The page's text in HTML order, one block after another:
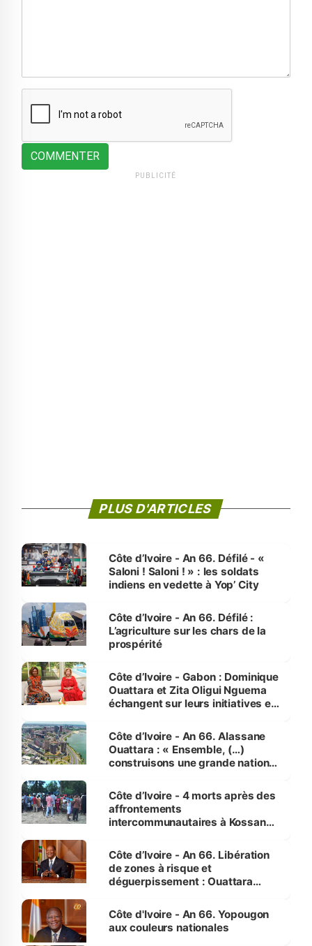
COMMENTER
PUBLICITÉ
PLUS D'ARTICLES
Côte d’Ivoire - An 66. Défilé - «
Saloni ! Saloni ! » : les soldats
indiens en vedette à Yop’ City
Côte d’Ivoire - An 66. Défilé :
L’agriculture sur les chars de la
prospérité
Côte d’Ivoire - Gabon : Dominique
Ouattara et Zita Oligui Nguema
échangent sur leurs initiatives en
enfants
Côte d’Ivoire - An 66. Alassane
Ouattara : « Ensemble, (…)
construisons une grande nation
générations futures »
Côte d’Ivoire - 4 morts après des
affrontements
intercommunautaires à Kossandji
milieu des sinistrés
Côte d’Ivoire - An 66. Libération
de zones à risque et
déguerpissement : Ouattara
l'Etat de droit pour préserver les
vies humaines »
Côte d'Ivoire - An 66. Yopougon
aux couleurs nationales